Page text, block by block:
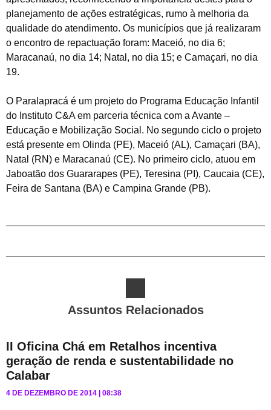
planejamento de ações estratégicas, rumo à melhoria da
qualidade do atendimento. Os municípios que já realizaram
o encontro de repactuação foram: Maceió, no dia 6;
Maracanaú, no dia 14; Natal, no dia 15; e Camaçari, no dia
19.
O Paralapracá é um projeto do Programa Educação Infantil
do Instituto C&A em parceria técnica com a Avante –
Educação e Mobilização Social. No segundo ciclo o projeto
está presente em Olinda (PE), Maceió (AL), Camaçari (BA),
Natal (RN) e Maracanaú (CE). No primeiro ciclo, atuou em
Jaboatão dos Guararapes (PE), Teresina (PI), Caucaia (CE),
Feira de Santana (BA) e Campina Grande (PB).
Assuntos Relacionados
II Oficina Chá em Retalhos incentiva
geração de renda e sustentabilidade no
Calabar
4 DE DEZEMBRO DE 2014 08:38